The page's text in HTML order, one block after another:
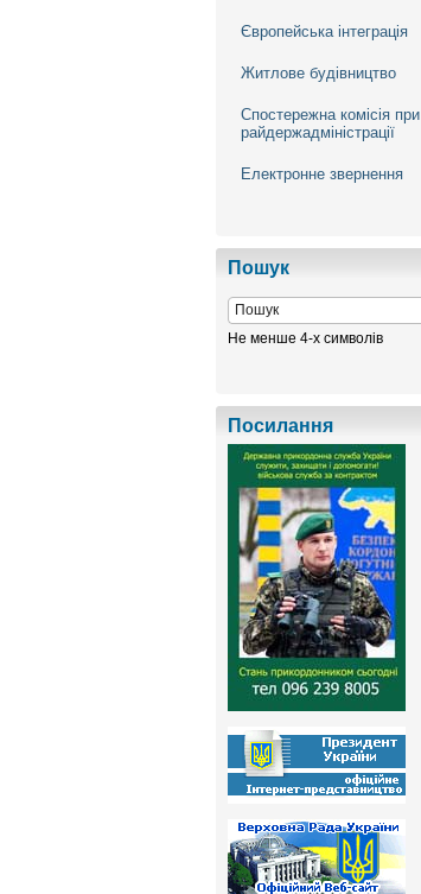
Європейська інтеграція
Житлове будівництво
Спостережна комісія при
райдержадміністрації
Електронне звернення
Пошук
Не менше 4-х символів
Посилання